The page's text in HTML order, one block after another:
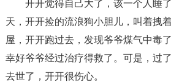
开开觉得自己大了，该一个人睡
天，开开捡的流浪狗小胆儿，叫着拽
屋，开开跑过去，发现爷爷煤气中毒
幸好爷爷经过治疗得救了。可是，过
去世了，开开很伤心。